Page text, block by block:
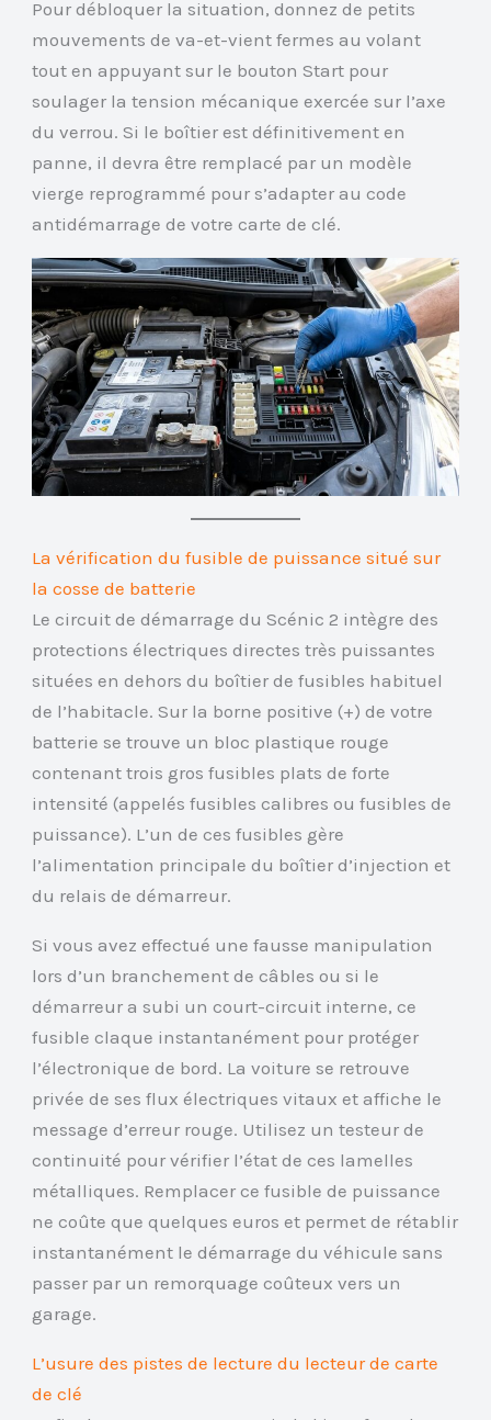
Pour débloquer la situation, donnez de petits
mouvements de va-et-vient fermes au volant
tout en appuyant sur le bouton Start pour
soulager la tension mécanique exercée sur l’axe
du verrou. Si le boîtier est définitivement en
panne, il devra être remplacé par un modèle
vierge reprogrammé pour s’adapter au code
antidémarrage de votre carte de clé.
La vérification du fusible de puissance situé sur
la cosse de batterie
Le circuit de démarrage du Scénic 2 intègre des
protections électriques directes très puissantes
situées en dehors du boîtier de fusibles habituel
de l’habitacle. Sur la borne positive (+) de votre
batterie se trouve un bloc plastique rouge
contenant trois gros fusibles plats de forte
intensité (appelés fusibles calibres ou fusibles de
puissance). L’un de ces fusibles gère
l’alimentation principale du boîtier d’injection et
du relais de démarreur.
Si vous avez effectué une fausse manipulation
lors d’un branchement de câbles ou si le
démarreur a subi un court-circuit interne, ce
fusible claque instantanément pour protéger
l’électronique de bord. La voiture se retrouve
privée de ses flux électriques vitaux et affiche le
message d’erreur rouge. Utilisez un testeur de
continuité pour vérifier l’état de ces lamelles
métalliques. Remplacer ce fusible de puissance
ne coûte que quelques euros et permet de rétablir
instantanément le démarrage du véhicule sans
passer par un remorquage coûteux vers un
garage.
L’usure des pistes de lecture du lecteur de carte
de clé